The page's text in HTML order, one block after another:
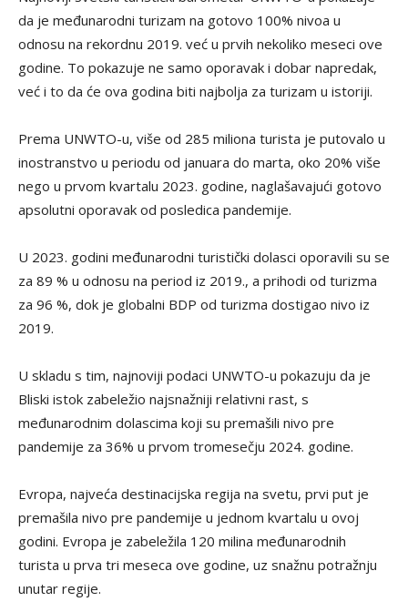
da je međunarodni turizam na gotovo 100% nivoa u
odnosu na rekordnu 2019. već u prvih nekoliko meseci ove
godine. To pokazuje ne samo oporavak i dobar napredak,
već i to da će ova godina biti najbolja za turizam u istoriji.
Prema UNWTO-u, više od 285 miliona turista je putovalo u
inostranstvo u periodu od januara do marta, oko 20% više
nego u prvom kvartalu 2023. godine, naglašavajući gotovo
apsolutni oporavak od posledica pandemije.
U 2023. godini međunarodni turistički dolasci oporavili su se
za 89 % u odnosu na period iz 2019., a prihodi od turizma
za 96 %, dok je globalni BDP od turizma dostigao nivo iz
2019.
U skladu s tim, najnoviji podaci UNWTO-u pokazuju da je
Bliski istok zabeležio najsnažniji relativni rast, s
međunarodnim dolascima koji su premašili nivo pre
pandemije za 36% u prvom tromesečju 2024. godine.
Evropa, najveća destinacijska regija na svetu, prvi put je
premašila nivo pre pandemije u jednom kvartalu u ovoj
godini. Evropa je zabeležila 120 milina međunarodnih
turista u prva tri meseca ove godine, uz snažnu potražnju
unutar regije.